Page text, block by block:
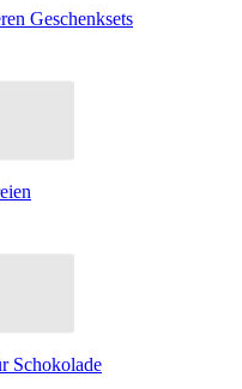
Geschenksets
Schokolade